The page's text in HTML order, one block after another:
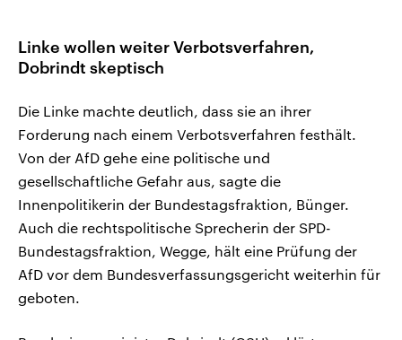
Linke wollen weiter Verbotsverfahren,
Dobrindt skeptisch
Die Linke machte deutlich, dass sie an ihrer
Forderung nach einem Verbotsverfahren festhält.
Von der AfD gehe eine politische und
gesellschaftliche Gefahr aus, sagte die
Innenpolitikerin der Bundestagsfraktion, Bünger.
Auch die rechtspolitische Sprecherin der SPD-
Bundestagsfraktion, Wegge, hält eine Prüfung der
AfD vor dem Bundesverfassungsgericht weiterhin für
geboten.